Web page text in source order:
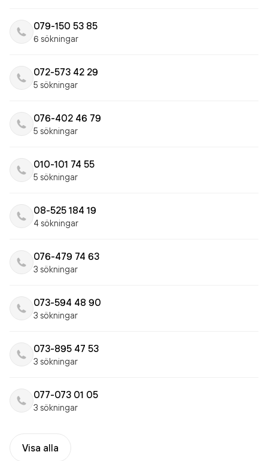
079-150 53 85
6 sökningar
072-573 42 29
5 sökningar
076-402 46 79
5 sökningar
010-101 74 55
5 sökningar
08-525 184 19
4 sökningar
076-479 74 63
3 sökningar
073-594 48 90
3 sökningar
073-895 47 53
3 sökningar
077-073 01 05
3 sökningar
Visa alla